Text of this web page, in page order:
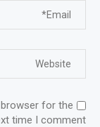
for the
time I comment.